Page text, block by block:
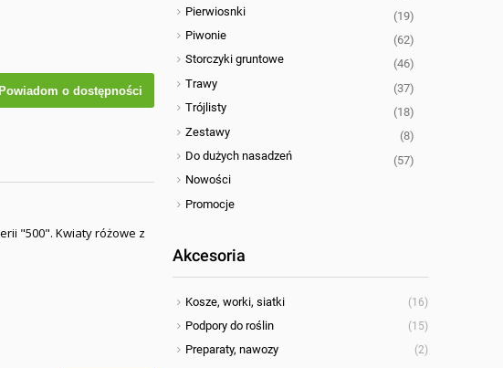
o dostępności
"500". Kwiaty różowe z
Pierwiosnki
(19)
Piwonie
(62)
Storczyki gruntowe
(46)
Trawy
(37)
Trójlisty
(18)
Zestawy
(8)
Do dużych nasadzeń
(57)
Nowości
Promocje
Akcesoria
Kosze, worki, siatki (16)
Podpory do roślin (15)
Preparaty, nawozy (2)